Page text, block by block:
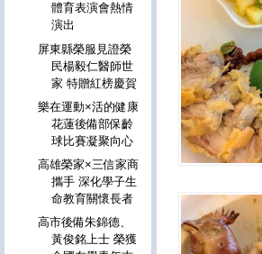
體育表演會熱情
演出
屏東縣榮服見證榮
民楊毅仁醫師世
家 特贈紅榜慶賀
樂在運動×活的健康
花蓮後備部保齡
球比賽凝聚向心
高雄榮家×三信家商
攜手 深化學子生
命教育關懷長者
高市後備朱錦德、
黃俊銘上士 榮獲